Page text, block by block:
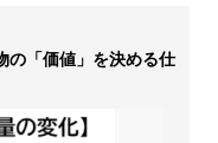
の「価値」を決める仕